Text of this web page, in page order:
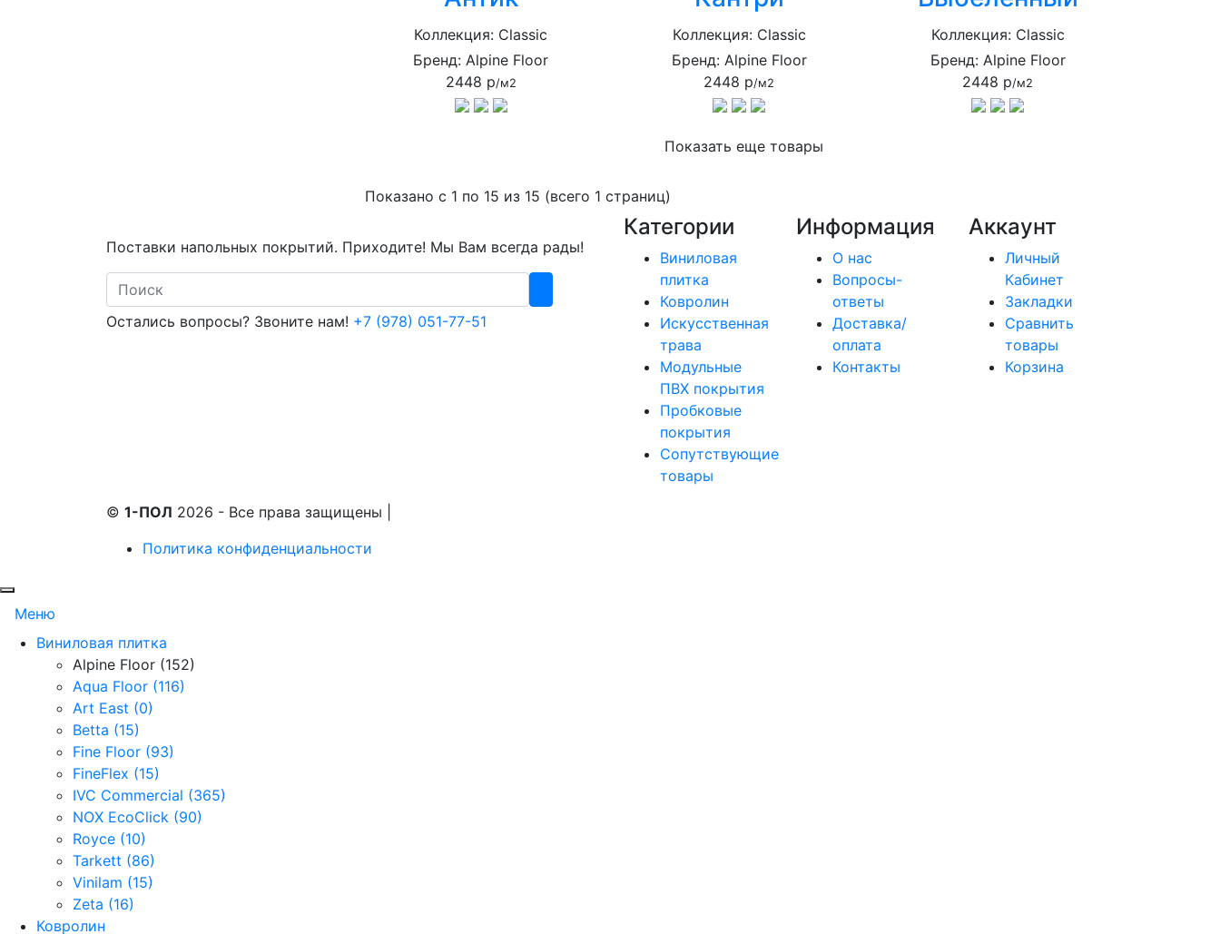
Коллекция: Classic
Бренд: Alpine Floor
2448 р/м2
Коллекция: Classic
Бренд: Alpine Floor
2448 р/м2
Коллекция: Classic
Бренд: Alpine Floor
2448 р/м2
Показать еще товары
Показано с 1 по 15 из 15 (всего 1 страниц)
Поставки напольных покрытий. Приходите! Мы Вам всегда рады!
Search
Остались вопросы? Звоните нам! +7 (978) 051-77-51
Категории
Виниловая
плитка
Ковролин
Искусственная
трава
Модульные
ПВХ покрытия
Пробковые
покрытия
Сопутствующие
товары
Информация
О нас
Вопросы-
ответы
Доставка/
оплата
Контакты
Аккаунт
Личный
Кабинет
Закладки
Сравнить
товары
Корзина
© 1-ПОЛ 2026 - Все права защищены
Политика конфиденциальности
Меню
Виниловая плитка
Alpine Floor (152)
Aqua Floor (116)
Art East (0)
Betta (15)
Fine Floor (93)
FineFlex (15)
IVC Commercial (365)
NOX EcoClick (90)
Royce (10)
Tarkett (86)
Vinilam (15)
Zeta (16)
Ковролин